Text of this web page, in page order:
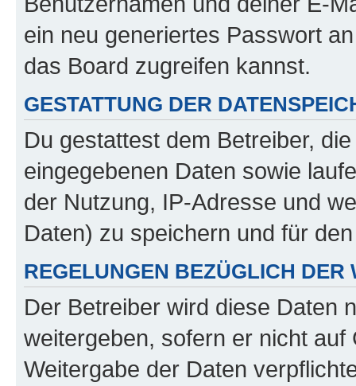
ein neu generiertes Passwort
das Board zugreifen kannst.
GESTATTUNG DER
Du gestattest dem Betreiber,
eingegebenen Daten sowie
der Nutzung, IP-Adresse und
Daten) zu speichern und für
REGELUNGEN BEZÜGLICH DER
Der Betreiber wird diese Daten
weitergeben, sofern er nicht
Weitergabe der Daten